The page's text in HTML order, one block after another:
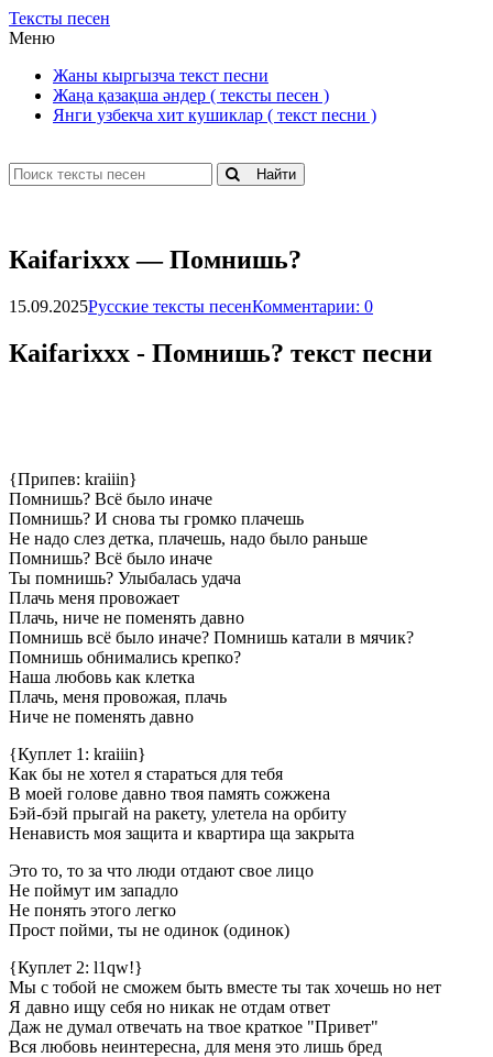
Тексты песен
Меню
Жаны кыргызча текст песни
Жаңа қазақша әндер ( тексты песен )
Янги узбекча хит кушиклар ( текст песни )
Найти
Каifаriххх — Пoмнишь?
15.09.2025Русские тексты песенКомментарии: 0
Каifаriххх - Пoмнишь? текст песни
{Припев: kraiiin}
Помнишь? Всё было иначе
Помнишь? И снова ты громко плачешь
Не надо слез детка, плачешь, надо было раньше
Помнишь? Всё было иначе
Ты помнишь? Улыбалась удача
Плачь меня провожает
Плачь, ниче не поменять давно
Помнишь всё было иначе? Помнишь катали в мячик?
Помнишь обнимались крепко?
Наша любовь как клетка
Плачь, меня провожая, плачь
Ниче не поменять давно
{Куплет 1: kraiiin}
Как бы не хотел я стараться для тебя
В моей голове давно твоя память сожжена
Бэй-бэй прыгай на ракету, улетела на орбиту
Ненависть моя защита и квартира ща закрыта
Это то, то за что люди отдают свое лицо
Не поймут им западло
Не понять этого легко
Прост пойми, ты не одинок (одинок)
{Куплет 2: l1qw!}
Мы с тобой не сможем быть вместе ты так хочешь но нет
Я давно ищу себя но никак не отдам ответ
Даж не думал отвечать на твое краткое "Привет"
Вся любовь неинтересна, для меня это лишь бред